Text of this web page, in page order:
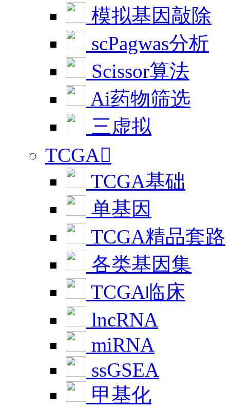
模拟基因敲除
scPagwas分析
Scissor算法
Ai药物筛选
三虚拟
TCGA
TCGA基础
单基因
TCGA精品套路
各类基因集
TCGA临床
lncRNA
miRNA
ssGSEA
甲基化